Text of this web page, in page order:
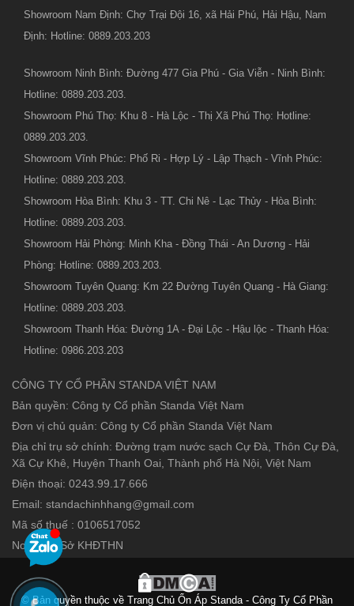
Showroom Nam Định: Chợ Trại Đội 16, xã Hải Phú, Hải Hậu, Nam
Định: Hotline: 0889.203.203
Showroom Ninh Bình: Đường 477 Gia Phú - Gia Viễn - Ninh Bình:
Hotline: 0889.203.203.
Showroom Phú Thọ: Khu 8 - Hà Lộc - Thị Xã Phú Thọ: Hotline:
0889.203.203.
Showroom Vĩnh Phúc: Phố Ri - Hợp Lý - Lập Thạch - Vĩnh Phúc:
Hotline: 0889.203.203.
Showroom Hòa Bình: Khu 3 - TT. Chi Nê - Lạc Thủy - Hòa Bình:
Hotline: 0889.203.203.
Showroom Hải Phòng: Minh Kha - Đồng Thái - An Dương - Hải
Phòng: Hotline: 0889.203.203.
Showroom Tuyên Quang: Km 22 Đường Tuyên Quang - Hà Giang:
Hotline: 0889.203.203.
Showroom Thanh Hóa: Đường 1A - Đại Lộc - Hậu lộc - Thanh Hóa:
Hotline: 0986.203.203
CÔNG TY CỔ PHẦN STANDA VIỆT NAM
Bản quyền: Công ty Cổ phần Standa Việt Nam
Đơn vị chủ quản: Công ty Cổ phần Standa Việt Nam
Địa chỉ trụ sở chính: Đường trạm nước sạch Cự Đà, Thôn Cự Đà,
Xã Cự Khê, Huyện Thanh Oai, Thành phố Hà Nội, Việt Nam
Điện thoại: 0243.99.17.666
Email: standachinhhang@gmail.com
Mã số thuế : 0106517052
Nơi cấp : Sở KHĐTHN
© Bản quyền thuộc về Trang Chủ Ổn Áp Standa - Công Ty Cổ Phần